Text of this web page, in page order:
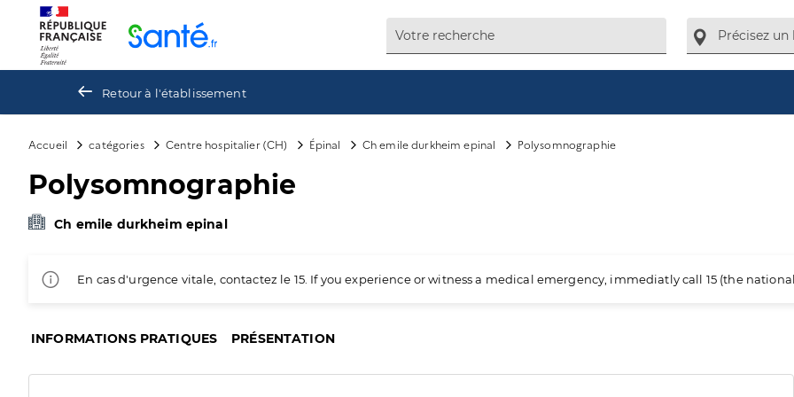
Retour à l'établissement
Accueil catégories Centre hospitalier (CH) Épinal Ch emile durkheim epinal Polysomnographie
Polysomnographie
Ch emile durkheim epinal
En cas d'urgence vitale, contactez le 15. If you experience or witness a medical emergency, immediatly call 15 (the
INFORMATIONS PRATIQUES PRÉSENTATION
Panneau de gestion des cookies